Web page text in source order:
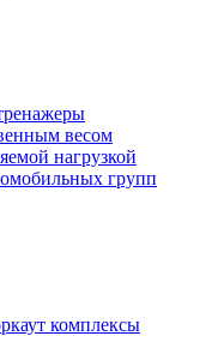
весом
нагрузкой
групп
комплексы